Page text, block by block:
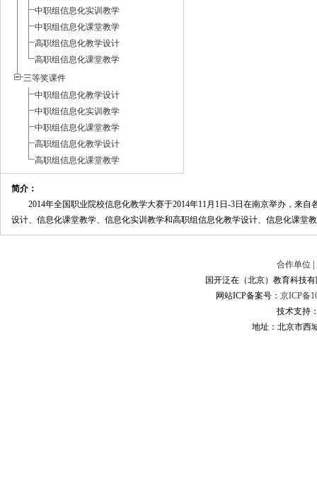
中职组信息化实训教学
中职组信息化课堂教学
高职组信息化教学设计
高职组信息化课堂教学
三等奖课件
中职组信息化教学设计
中职组信息化实训教学
中职组信息化课堂教学
高职组信息化教学设计
高职组信息化课堂教学
简介：
2014年全国职业院校信息化教学大赛于2014年11月1日-3日在南京举办，来自
设计、信息化课堂教学、信息化实训教学和高职组信息化教学设计、信息化课堂